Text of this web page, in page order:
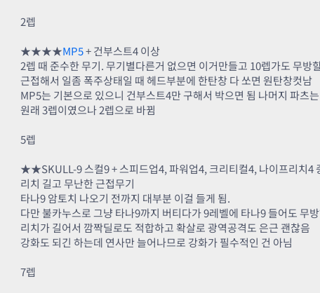
2렙
★★★★MP5+ 건부스트4 이상
2렙 때 준수한 무기. 무기별다른거 없으면 이거만들고 10렙가도 무방
근접해서 일좀 폭주상태일 때 헤드부분에 한탄창 다 쏘면 원탄창컷남
MP5는 기본으로 있으니 건부스트4만 구해서 박으면 됨 나머지 파츠
원래 3렙이였으나 2렙으로 바뀜
5렙
★★SKULL-9 스컬9 + 스피드업4, 파워업4, 크리티컬4, 나이프리치4
리치 길고 무난한 근접무기
타나9 암토치 나오기 전까지 대부분 이걸 들게 됨.
다만 불카누스로 그냥 타나9까지 버티다가 9레벨에 타나9 들어도 무
리치가 길어서 깜짝딜로도 적합하고 확살로 광역공격도 은근 괜찮음
강화도 되긴 하는데 연사만 늘어나므로 강화가 필수적인 건 아님
7렙